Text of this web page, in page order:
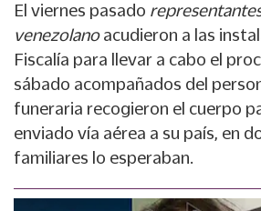
El viernes pasado
venezolanoacudieron a las
Fiscalía para llevar a cabo el
sábado acompañados del
funeraria recogieron el cuerpo
enviado vía aérea a su país, en
familiares lo esperaban.